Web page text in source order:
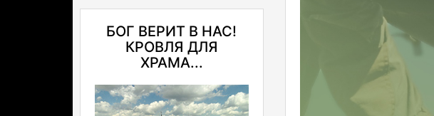
БОГ ВЕРИТ В НАС!
КРОВЛЯ ДЛЯ
ХРАМА...